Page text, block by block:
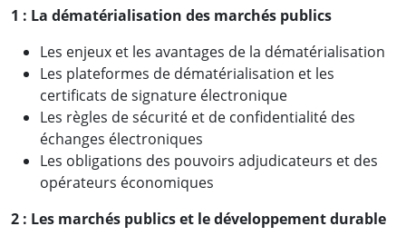
1 : La dématérialisation des marchés publics
Les enjeux et les avantages de la dématérialisation
Les plateformes de dématérialisation et les
certificats de signature électronique
Les règles de sécurité et de confidentialité des
échanges électroniques
Les obligations des pouvoirs adjudicateurs et des
opérateurs économiques
2 : Les marchés publics et le développement durable